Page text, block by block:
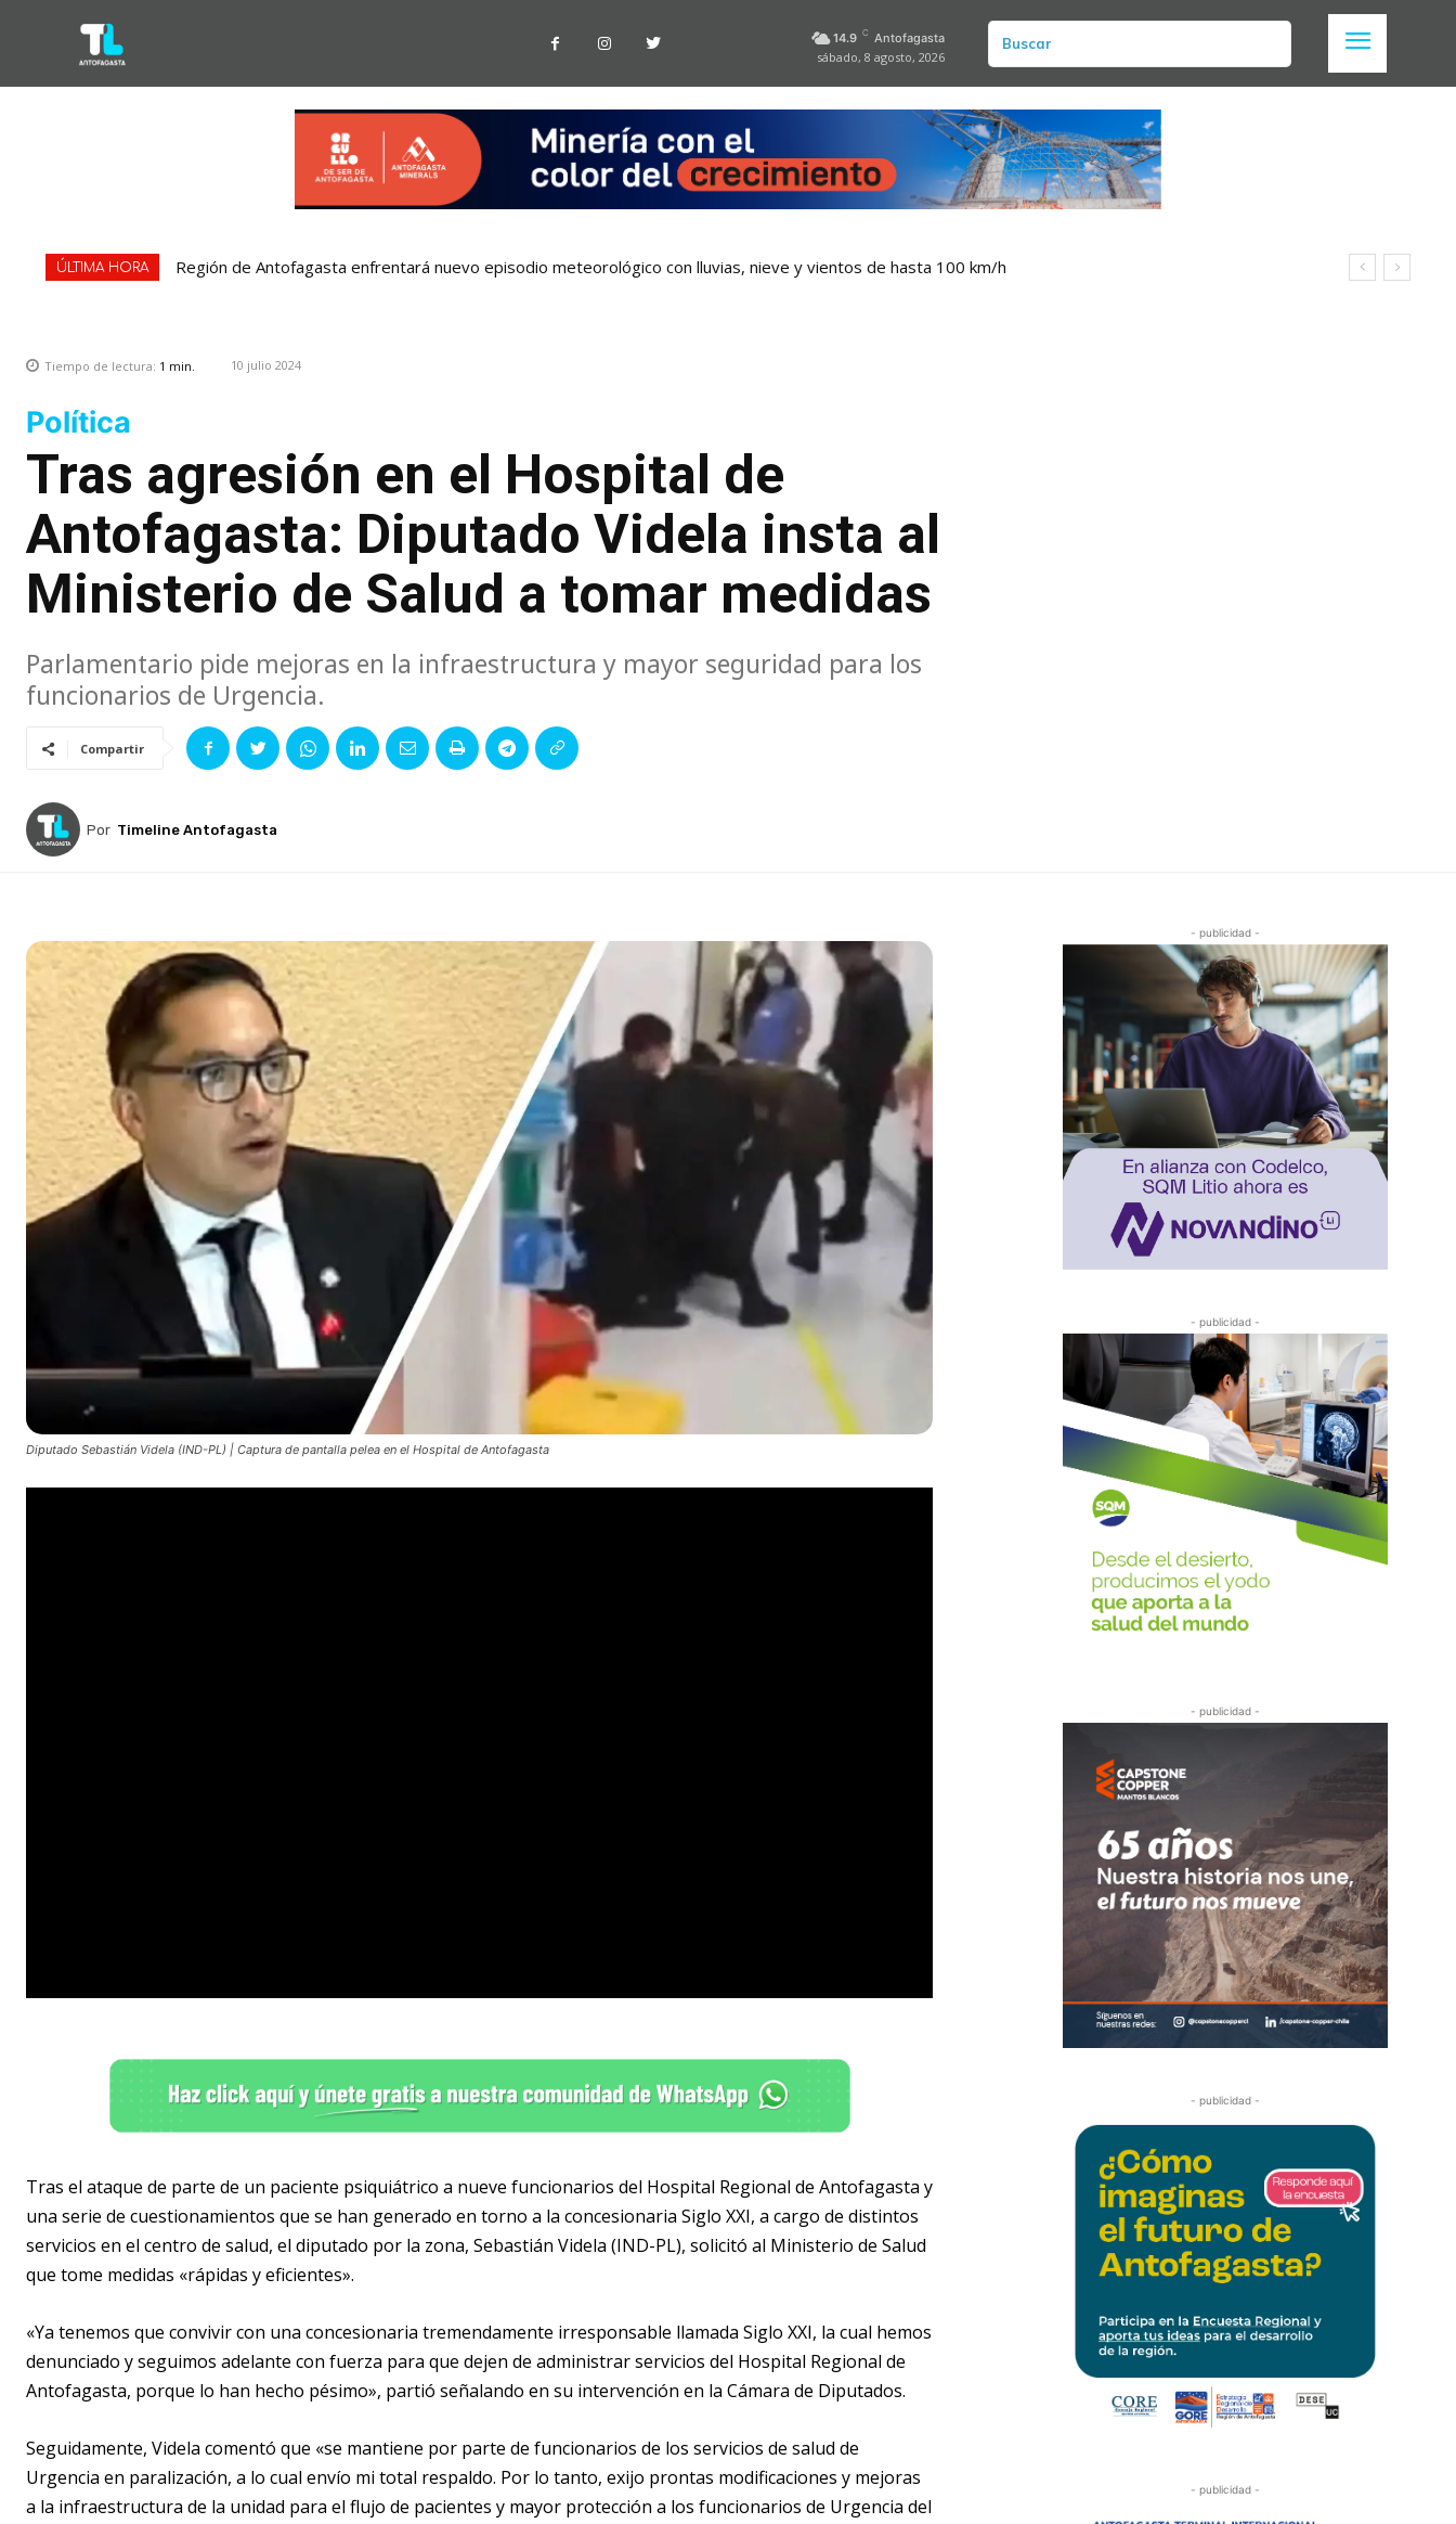
14.9 C Antofagasta
sábado, 8 agosto, 2026
Buscar
ÚLTIMA HORA Región de Antofagasta enfrentará nuevo episodio meteorológico con lluvias, nieve y vientos de hasta 100 km/h
Tiempo de lectura: 1 min. 10 julio 2024
Política
Tras agresión en el Hospital de
Antofagasta: Diputado Videla insta al
Ministerio de Salud a tomar medidas
Parlamentario pide mejoras en la infraestructura y mayor seguridad para los
funcionarios de Urgencia.
Compartir
Por Timeline Antofagasta
Diputado Sebastián Videla (IND-PL) | Captura de pantalla pelea en el Hospital de Antofagasta
Tras el ataque de parte de un paciente psiquiátrico a nueve funcionarios del Hospital Regional de Antofagasta y
una serie de cuestionamientos que se han generado en torno a la concesionaria Siglo XXI, a cargo de distintos
servicios en el centro de salud, el diputado por la zona, Sebastián Videla (IND-PL), solicitó al Ministerio de Salud
que tome medidas «rápidas y eficientes».
«Ya tenemos que convivir con una concesionaria tremendamente irresponsable llamada Siglo XXI, la cual hemos
denunciado y seguimos adelante con fuerza para que dejen de administrar servicios del Hospital Regional de
Antofagasta, porque lo han hecho pésimo», partió señalando en su intervención en la Cámara de Diputados.
Seguidamente, Videla comentó que «se mantiene por parte de funcionarios de los servicios de salud de
Urgencia en paralización, a lo cual envío mi total respaldo. Por lo tanto, exijo prontas modificaciones y mejoras
a la infraestructura de la unidad para el flujo de pacientes y mayor protección a los funcionarios de Urgencia del
- publicidad -
- publicidad -
- publicidad -
- publicidad -
- publicidad -